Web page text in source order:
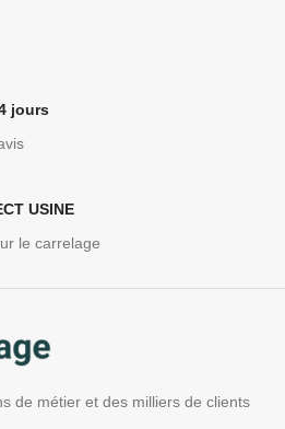
jours
USINE
le carrelage
de métier et des milliers de clients